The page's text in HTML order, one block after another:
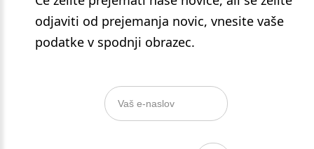
odjaviti od prejemanja novic, vnesite vaše
podatke v spodnji obrazec.